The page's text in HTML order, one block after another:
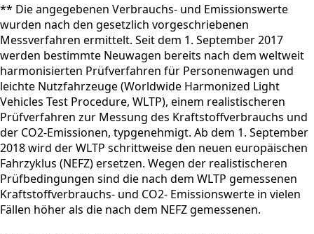
** Die angegebenen Verbrauchs- und Emissionswerte
wurden nach den gesetzlich vorgeschriebenen
Messverfahren ermittelt. Seit dem 1. September 2017
werden bestimmte Neuwagen bereits nach dem weltweit
harmonisierten Prüfverfahren für Personenwagen und
leichte Nutzfahrzeuge (Worldwide Harmonized Light
Vehicles Test Procedure, WLTP), einem realistischeren
Prüfverfahren zur Messung des Kraftstoffverbrauchs und
der CO2-Emissionen, typgenehmigt. Ab dem 1. September
2018 wird der WLTP schrittweise den neuen europäischen
Fahrzyklus (NEFZ) ersetzen. Wegen der realistischeren
Prüfbedingungen sind die nach dem WLTP gemessenen
Kraftstoffverbrauchs- und CO2- Emissionswerte in vielen
Fällen höher als die nach dem NEFZ gemessenen.